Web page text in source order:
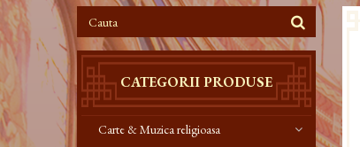
CATEGORII PRODUSE
Carte & Muzica religioasa